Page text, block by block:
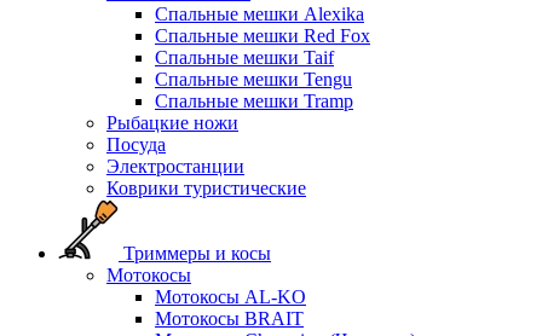
Спальные мешки Alexika
Спальные мешки Red Fox
Спальные мешки Taif
Спальные мешки Tengu
Спальные мешки Tramp
Рыбацкие ножи
Посуда
Электростанции
Коврики туристические
Триммеры и косы
Мотокосы
Мотокосы AL-KO
Мотокосы BRAIT